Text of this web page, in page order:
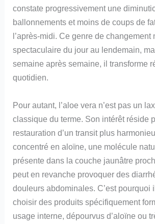
constate progressivement une
ballonnements et moins de coups de
l’après-midi. Ce genre de changement
spectaculaire du jour au lendemain,
semaine après semaine, il transforme
quotidien.
Pour autant, l’aloe vera n’est pas un
classique du terme. Son intérêt réside
restauration d’un transit plus
concentré en aloïne, une molécule
présente dans la couche jaunâtre
peut en revanche provoquer des
douleurs abdominales. C’est pourquoi
choisir des produits spécifiquement
usage interne, dépourvus d’aloïne ou